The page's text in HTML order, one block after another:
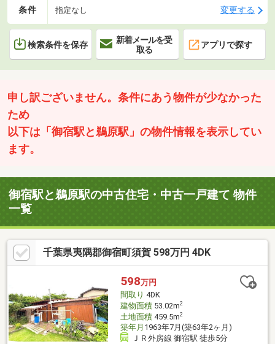
条件 指定なし 変更する
検索条件を保存
新着メールを受
取る
アプリで探す
申し訳ございません。条件にあう物件が少なかった
ため
以下は「御宿駅と鵜原駅」の物件情報を表示してい
ます。
御宿駅と鵜原駅の中古住宅・中古一戸建て 物件
一覧
千葉県夷隅郡御宿町須賀 598万円 4DK
598万円
間取り 4DK
建物面積53.02m2
土地面積459.5m2
築年月 1963年7月(築63年2ヶ月)
ＪＲ外房線 御宿駅 徒歩5分